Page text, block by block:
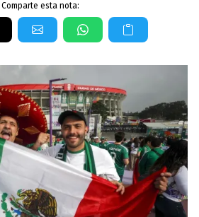
Comparte esta nota: